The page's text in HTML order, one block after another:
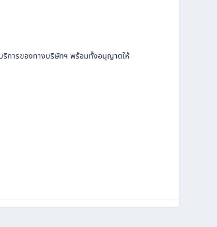
ริการของทางบริษัทฯ พร้อมทั้งอนุญาตให้